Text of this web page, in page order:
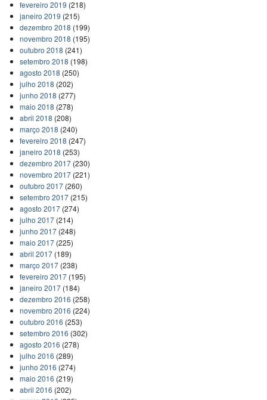
fevereiro 2019 (218)
janeiro 2019 (215)
dezembro 2018 (199)
novembro 2018 (195)
outubro 2018 (241)
setembro 2018 (198)
agosto 2018 (250)
julho 2018 (202)
junho 2018 (277)
maio 2018 (278)
abril 2018 (208)
março 2018 (240)
fevereiro 2018 (247)
janeiro 2018 (253)
dezembro 2017(230)
novembro 2017(221)
outubro 2017(260)
setembro 2017(215)
agosto 2017(274)
julho 2017(214)
junho 2017(248)
maio 2017(225)
abril 2017(189)
março 2017(238)
fevereiro 2017(195)
janeiro 2017(184)
dezembro 2016 (258)
novembro 2016 (224)
outubro 2016 (253)
setembro 2016 (302)
agosto 2016 (278)
julho 2016 (289)
junho 2016 (274)
maio 2016 (219)
abril 2016 (202)